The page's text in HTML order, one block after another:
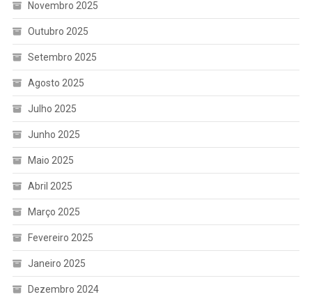
Novembro 2025
Outubro 2025
Setembro 2025
Agosto 2025
Julho 2025
Junho 2025
Maio 2025
Abril 2025
Março 2025
Fevereiro 2025
Janeiro 2025
Dezembro 2024